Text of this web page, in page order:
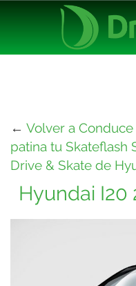
← Volver a
patina tu Skateflash
Drive & Skate de
Hyundai I20